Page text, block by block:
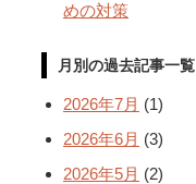
めの対策
月別の過去記事一覧
2026年7月 (1)
2026年6月 (3)
2026年5月 (2)